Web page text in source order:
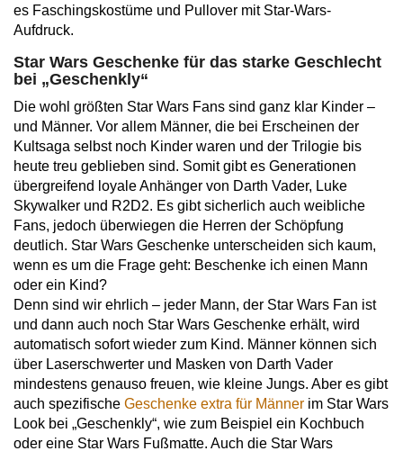
es Faschingskostüme und Pullover mit Star-Wars-
Aufdruck.
Star Wars Geschenke für das starke Geschlecht
bei „Geschenkly“
Die wohl größten Star Wars Fans sind ganz klar Kinder –
und Männer. Vor allem Männer, die bei Erscheinen der
Kultsaga selbst noch Kinder waren und der Trilogie bis
heute treu geblieben sind. Somit gibt es Generationen
übergreifend loyale Anhänger von Darth Vader, Luke
Skywalker und R2D2. Es gibt sicherlich auch weibliche
Fans, jedoch überwiegen die Herren der Schöpfung
deutlich. Star Wars Geschenke unterscheiden sich kaum,
wenn es um die Frage geht: Beschenke ich einen Mann
oder ein Kind?
Denn sind wir ehrlich – jeder Mann, der Star Wars Fan ist
und dann auch noch Star Wars Geschenke erhält, wird
automatisch sofort wieder zum Kind. Männer können sich
über Laserschwerter und Masken von Darth Vader
mindestens genauso freuen, wie kleine Jungs. Aber es gibt
auch spezifische Geschenke extra für Männer im Star Wars
Look bei „Geschenkly“, wie zum Beispiel ein Kochbuch
oder eine Star Wars Fußmatte. Auch die Star Wars